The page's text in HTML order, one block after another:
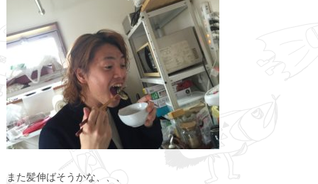
また髪伸ばそうかな、、、